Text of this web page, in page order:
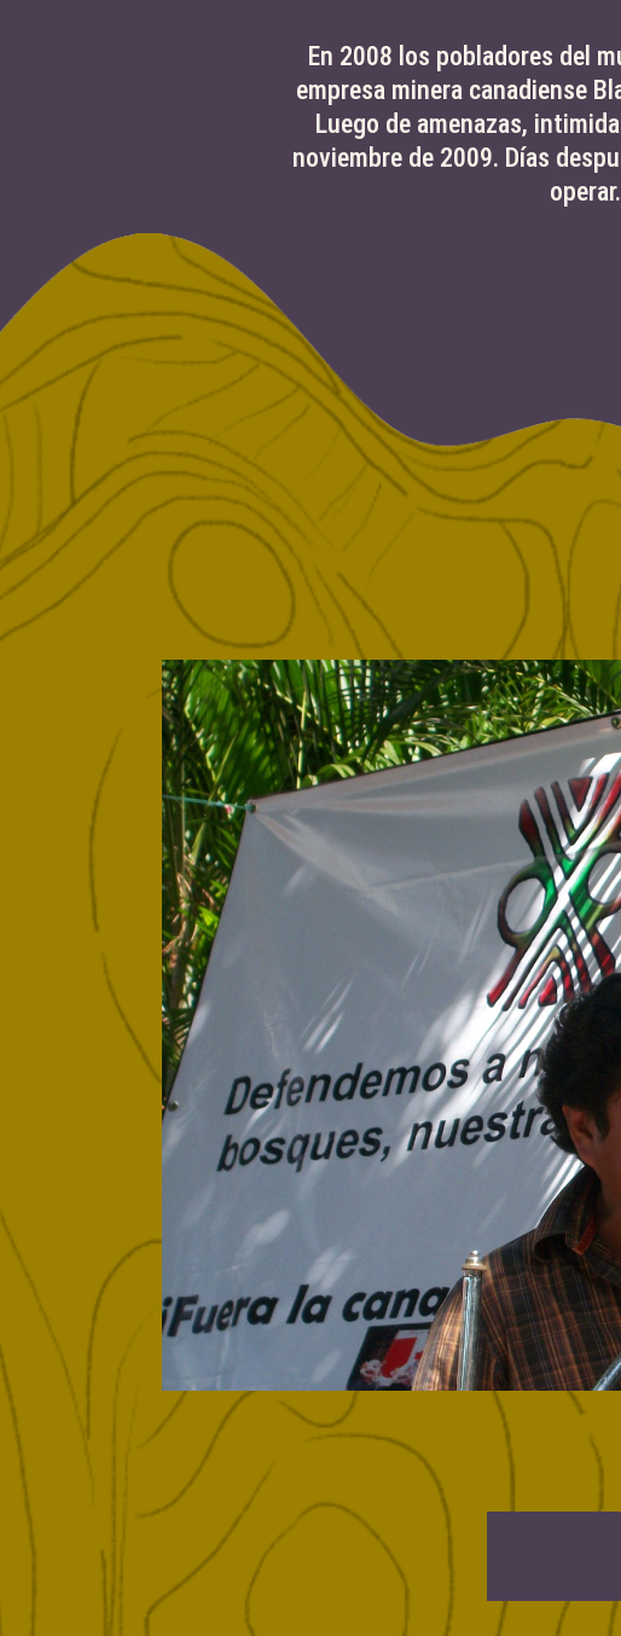
En 2008 los pobladores del
empresa minera canadiense
Luego de amenazas,
noviembre de 2009. Días